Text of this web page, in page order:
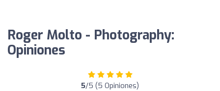
Roger Molto - Photography:
Opiniones
5/5 (5 Opiniones)